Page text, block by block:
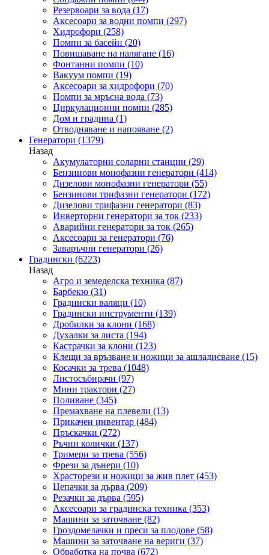
Резервоари за вода (17)
Аксесоари за водни помпи (297)
Хидрофори (258)
Помпи за басейн (20)
Повишаване на налягане (16)
Фонтанни помпи (10)
Вакуум помпи (19)
Аксесоари за хидрофори (70)
Помпи за мръсна вода (73)
Циркулационни помпи (285)
Дом и градина (1)
Отводняване и напояване (2)
Генератори (1379)
Назад
Акумулаторни соларни станции (29)
Бензинови монофазни генератори (414)
Дизелови монофазни генератори (55)
Бензинови трифазни генератори (172)
Дизелови трифазни генератори (83)
Инверторни генератори за ток (233)
Аварийни генератори за ток (265)
Аксесоари за генератори (76)
Заваръчни генератори (26)
Градински (6223)
Назад
Агро и земеделска техника (87)
Барбекю (31)
Градински валяци (10)
Градински инструменти (139)
Дробилки за клони (168)
Духалки за листа (194)
Кастрачки за клони (123)
Клещи за връзване и ножици за ашладисване (15)
Косачки за трева (1048)
Листосъбирачи (97)
Мини трактори (27)
Поливане (345)
Премахване на плевели (13)
Прикачен инвентар (484)
Пръскачки (272)
Ръчни колички (137)
Тримери за трева (556)
Фрези за дънери (10)
Храсторези и ножици за жив плет (453)
Цепачки за дърва (209)
Резачки за дърва (595)
Аксесоари за градинска техника (353)
Машини за заточване (82)
Гроздомелачки и преси за плодове (58)
Машини за заточване на вериги (37)
Обработка на почва (672)